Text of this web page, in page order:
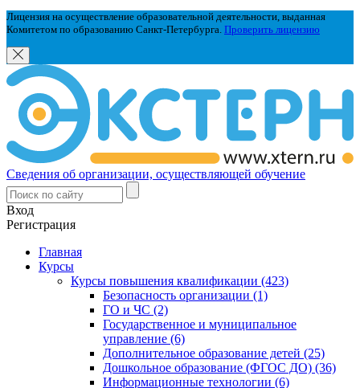
Лицензия на осуществление образовательной деятельности, выданная
Комитетом по образованию Санкт-Петербурга. Проверить лицензию
Сведения об организации, осуществляющей обучение
Вход
Регистрация
Главная
Курсы
Курсы повышения квалификации (423)
Безопасность организации (1)
ГО и ЧС (2)
Государственное и муниципальное
управление (6)
Дополнительное образование детей (25)
Дошкольное образование (ФГОС ДО) (36)
Информационные технологии (6)